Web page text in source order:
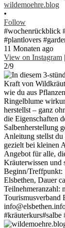
wildemoehre.blog
•
Follow
#wochenrückblick
#plantlovers
11 Monaten ago
View on Instagram |
2/9